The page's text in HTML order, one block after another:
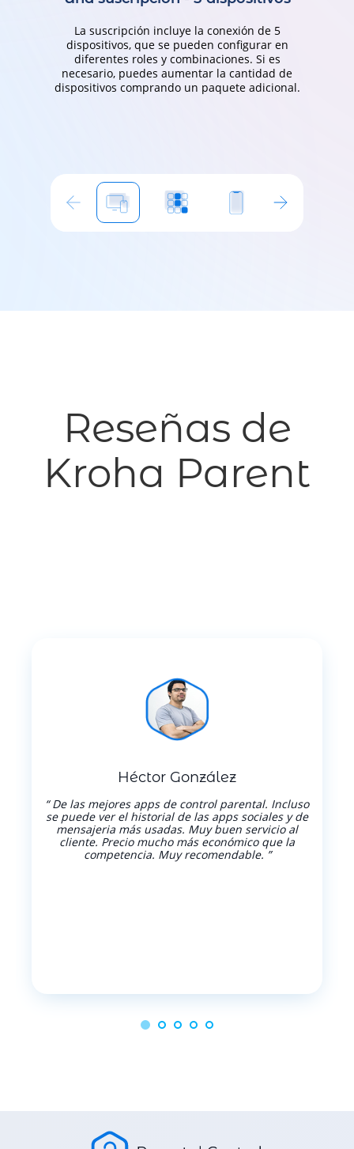
La suscripción incluye la conexión de 5
dispositivos, que se pueden configurar en
diferentes roles y combinaciones. Si es
necesario, puedes aumentar la cantidad de
dispositivos comprando un paquete adicional.
Reseñas de
Kroha Parent
Héctor González
“ De las mejores apps de control parental. Incluso
se puede ver el historial de las apps sociales y de
mensajeria más usadas. Muy buen servicio al
cliente. Precio mucho más económico que la
competencia. Muy recomendable. ”